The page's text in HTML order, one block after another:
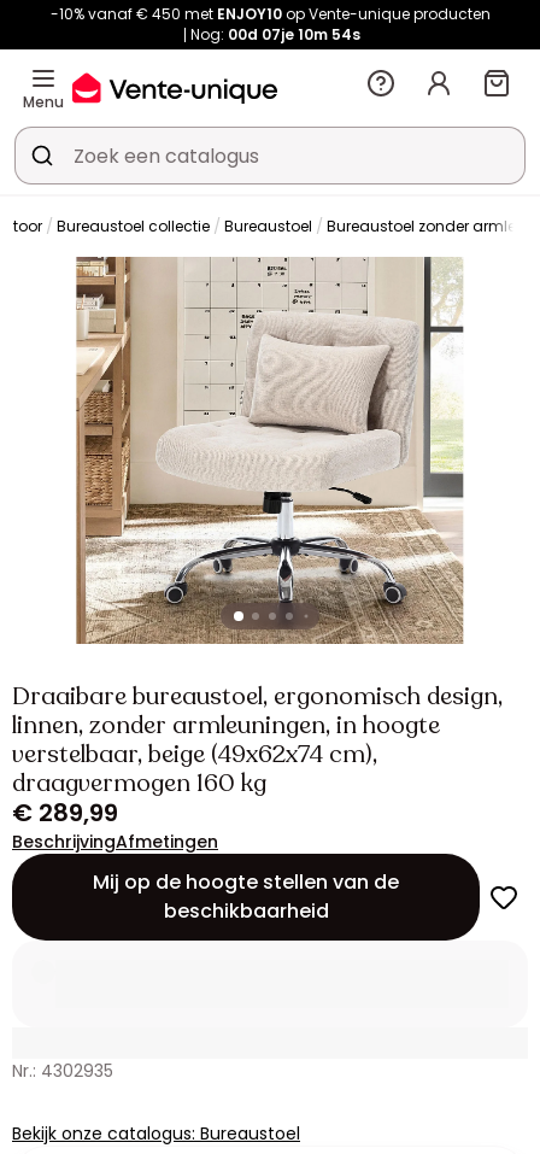
-10% vanaf € 450 met ENJOY10op Vente-unique producten
Nog: 00d 07je 10m 53s
Menu
Bureaustoel collectie Bureaustoel Bureaustoel zonder
Draaibare bureaustoel, ergonomisch design,
linnen, zonder armleuningen, in hoogte
verstelbaar, beige (49x62x74 cm),
draagvermogen 160 kg
€ 289,99
BeschrijvingAfmetingen
Mij op de hoogte stellen van de
beschikbaarheid
Nr.: 4302935
Bekijk onze catalogus: Bureaustoel